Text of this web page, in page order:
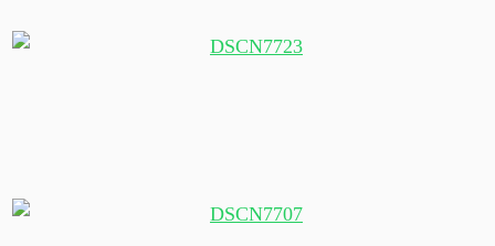
Im Kauriwald
Tane Mahuta, der älteste Kauribaum, ca. 2000 Jahre alt